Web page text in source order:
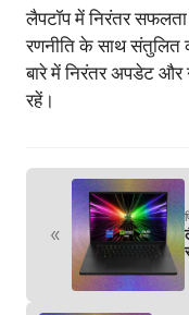
लैपटॉप में निरंतर
रणनीति के साथ संतुलित
बारे में निरंतर अपडेट
रहें।
«